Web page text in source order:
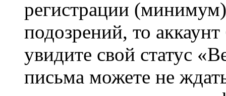
регистрации
подозрений, то
увидите свой статус
письма можете не